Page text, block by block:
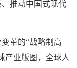
推动中国式现代
革的“战略制高
产业版图，全球人